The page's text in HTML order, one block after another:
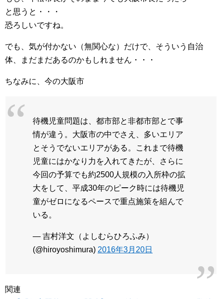
と思うと・・・
恐ろしいですね。
でも、気が付かない（無関心な）だけで、そういう自治
体、まだまだあるのかもしれません・・・
ちなみに、今の大阪市
待機児童問題は、都市部と非都市部とで事
情が違う。大阪市の中でさえ、多いエリア
とそうでないエリアがある。これまで待機
児童にはかなり力を入れてきたが、さらに
今回の予算でも約2500人規模の入所枠の拡
大をして、平成30年のピーク時には待機児
童がゼロになるペースで重点施策を組んで
いる。
— 吉村洋文（よしむらひろふみ）
(@hiroyoshimura) 2016年3月20日
関連